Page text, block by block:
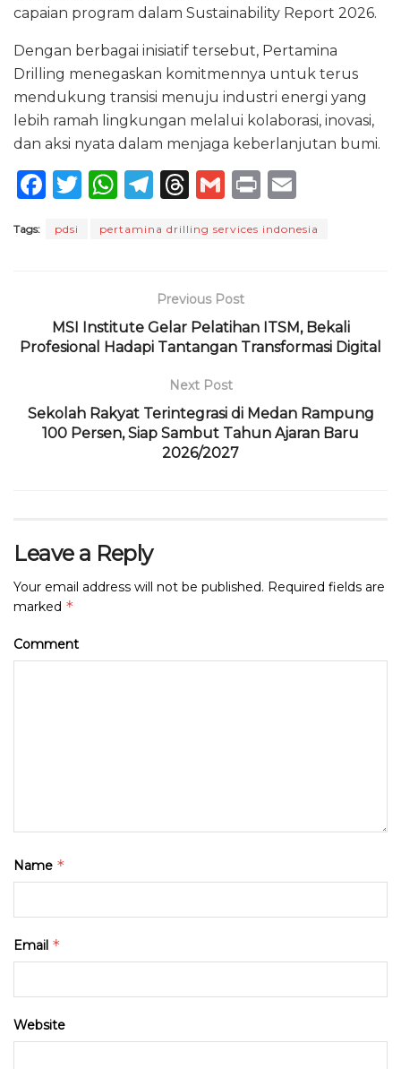
capaian program dalam Sustainability Report 2026.
Dengan berbagai inisiatif tersebut, Pertamina
Drilling menegaskan komitmennya untuk terus
mendukung transisi menuju industri energi yang
lebih ramah lingkungan melalui kolaborasi, inovasi,
dan aksi nyata dalam menjaga keberlanjutan bumi.
F
c
o
o
T
it
W
a
p
p
T
e
ra
m
T
re
d
s
G
ai
P
n ai
Tags: pdsi pertamina drilling services indonesia
Previous Post
MSI Institute Gelar Pelatihan ITSM, Bekali
Profesional Hadapi Tantangan Transformasi Digital
Next Post
Sekolah Rakyat Terintegrasi di Medan Rampung
100 Persen, Siap Sambut Tahun Ajaran Baru
2026/2027
Leave a Reply
Your email address will not be published. Required fields are
marked *
Comment
Name *
Email *
Website